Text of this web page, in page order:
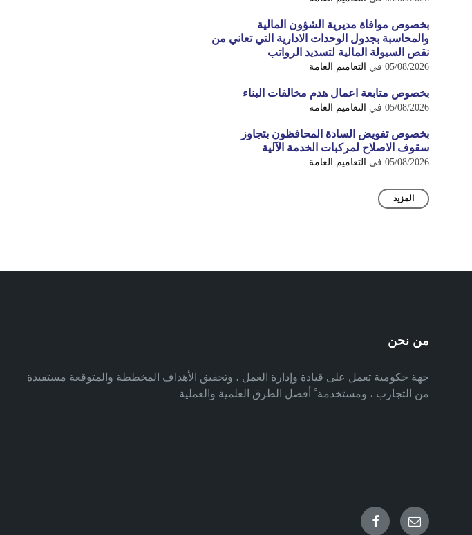
بخصوص موافاة مديرية الشؤون المالية
والمحاسبة بجدول الوحدات الادارية التي تعاني من
نقص السيولة المالية لتسديد الرواتب
05/08/2026 في التعاميم العامة
بخصوص متابعة اعمال هدم مخالفات البناء
05/08/2026 في التعاميم العامة
بخصوص تفويض السادة المحافظون بتجاوز
سقوف الاصلاح لمركبات الخدمة الآلية
05/08/2026 في التعاميم العامة
المزيد
من نحن
جهة حكومية تعمل على قيادة وإدارة العمل ، وتحقيق الأهداف المخططة والمتوقعة مستفيدة
من التجارب ، ومستخدمة ً أفضل الطرق العلمية والعملية
Email
Facebook